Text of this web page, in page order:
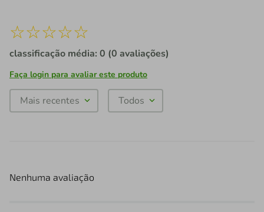
☆☆☆☆☆
classificação média: 0 (0 avaliações)
Faça login para avaliar este produto
Mais recentes Todos
Nenhuma avaliação